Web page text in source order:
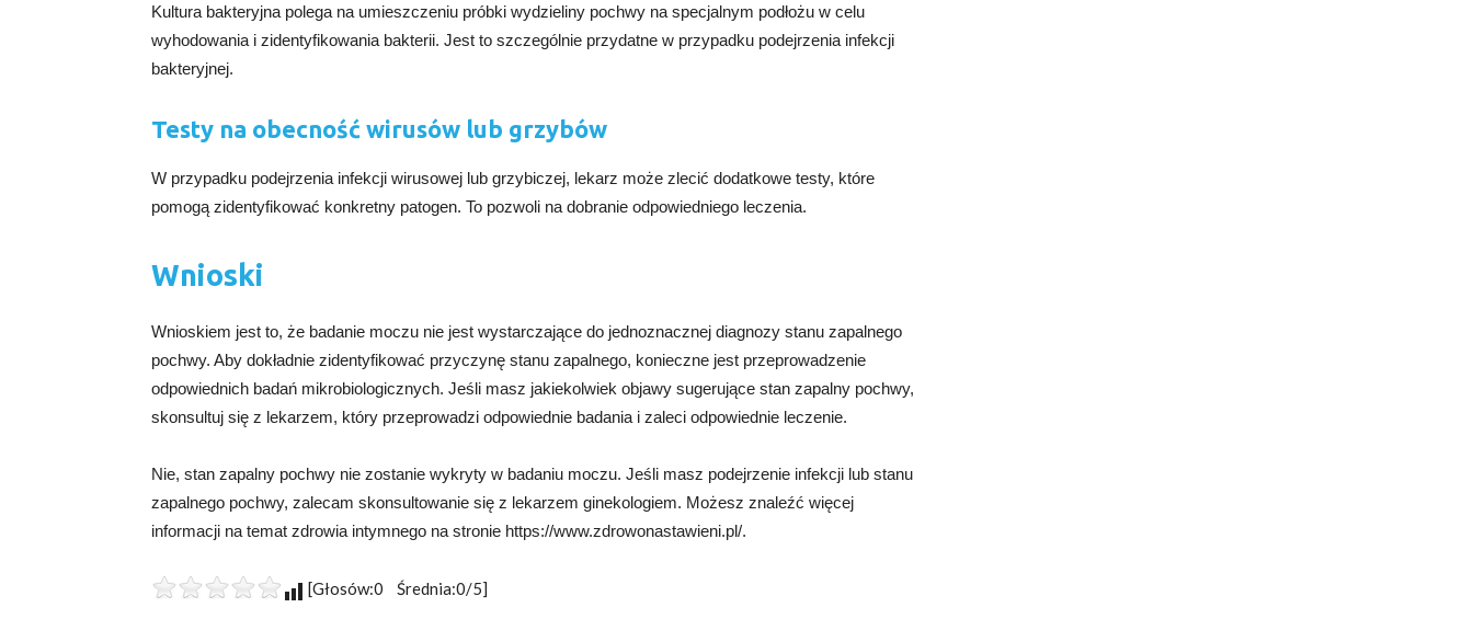
Kultura bakteryjna polega na umieszczeniu próbki wydzieliny pochwy na specjalnym podłożu w celu
wyhodowania i zidentyfikowania bakterii. Jest to szczególnie przydatne w przypadku podejrzenia infekcji
bakteryjnej.
Testy na obecność wirusów lub grzybów
W przypadku podejrzenia infekcji wirusowej lub grzybiczej, lekarz może zlecić dodatkowe testy, które
pomogą zidentyfikować konkretny patogen. To pozwoli na dobranie odpowiedniego leczenia.
Wnioski
Wnioskiem jest to, że badanie moczu nie jest wystarczające do jednoznacznej diagnozy stanu zapalnego
pochwy. Aby dokładnie zidentyfikować przyczynę stanu zapalnego, konieczne jest przeprowadzenie
odpowiednich badań mikrobiologicznych. Jeśli masz jakiekolwiek objawy sugerujące stan zapalny pochwy,
skonsultuj się z lekarzem, który przeprowadzi odpowiednie badania i zaleci odpowiednie leczenie.
Nie, stan zapalny pochwy nie zostanie wykryty w badaniu moczu. Jeśli masz podejrzenie infekcji lub stanu
zapalnego pochwy, zalecam skonsultowanie się z lekarzem ginekologiem. Możesz znaleźć więcej
informacji na temat zdrowia intymnego na stronie https://www.zdrowonastawieni.pl/.
[Głosów:0 Średnia:0/5]